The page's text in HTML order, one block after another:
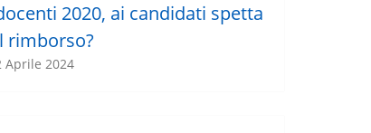
2020, ai candidati spetta
rimborso?
Aprile 2024